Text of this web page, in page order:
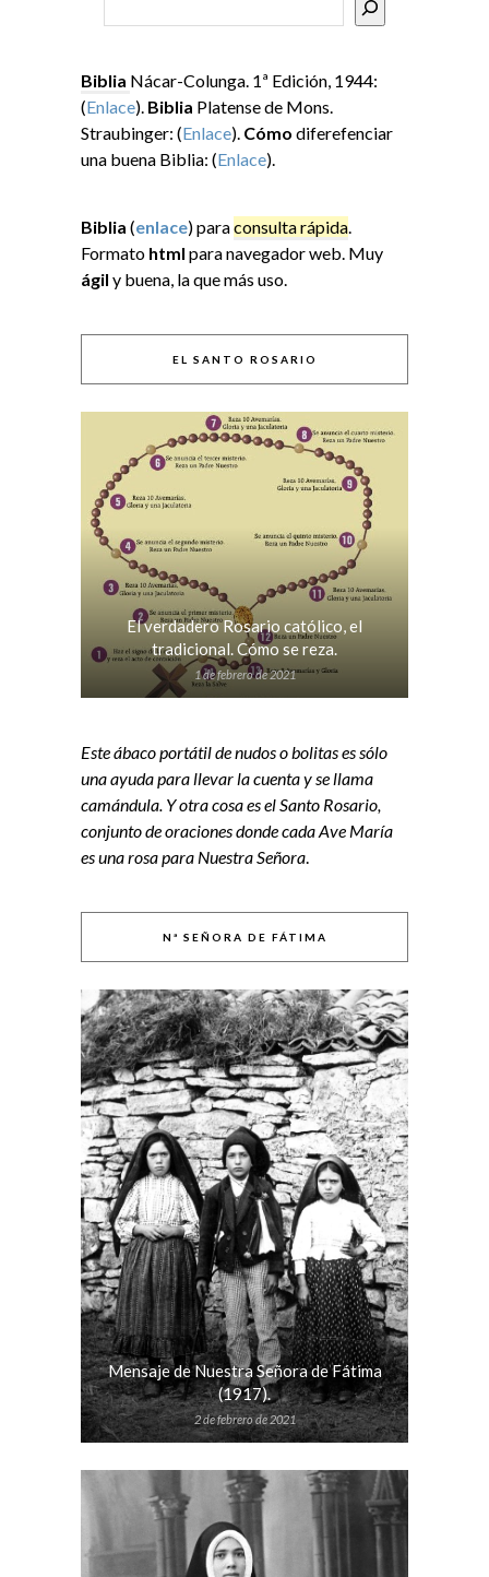
Biblia Nácar-Colunga. 1ª Edición, 1944:
(Enlace). Biblia Platense de Mons.
Straubinger: (Enlace). Cómo diferefenciar
una buena Biblia: (Enlace).
Biblia (enlace) paraconsulta rápida.
Formato html para navegador web. Muy
ágil y buena, la que más uso.
EL SANTO ROSARIO
El verdadero Rosario católico, el
tradicional. Cómo se reza.
1 de febrero de 2021
Este ábaco portátil de nudos o bolitas es sólo
una ayuda para llevar la cuenta y se llama
camándula. Y otra cosa es el Santo Rosario,
conjunto de oraciones donde cada Ave María
es una rosa para Nuestra Señora.
Nª SEÑORA DE FÁTIMA
Mensaje de Nuestra Señora de Fátima
(1917).
2 de febrero de 2021